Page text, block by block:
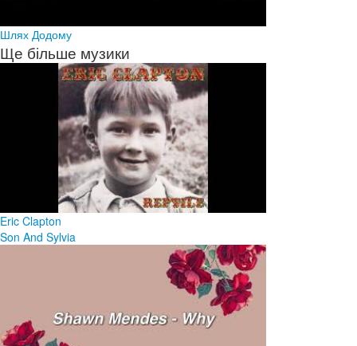
Шлях Додому
Ще більше музики
Eric Clapton
Son And Sylvia